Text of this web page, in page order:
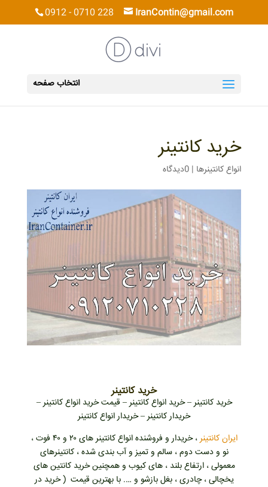
0912 - 0710 228 IranContin@gmail.com
انتخاب صفحه
خرید کانتینر
انواع کانتینرها | 0دیدگاه
خرید کانتینر
خرید کانتینر – خرید انواع کانتینر – قیمت خرید انواع کانتینر –
خریدار کانتینر – خریدار انواع کانتینر
ایران کانتینر
، خریدار و فروشنده انواع کانتینر های ۲۰ و ۴۰ فوت ،
نو و دست دوم ، سالم و تمیز و آب بندی شده ، کانتینرهای
معمولی ، ارتفاع بلند ، های کیوب و همچنین خرید کانتین های
یخچالی ، چادری ، بغل بازشو و …. با بهترین قیمت ( خرید در